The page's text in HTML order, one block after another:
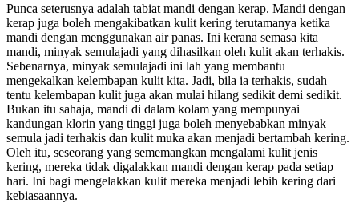
Punca seterusnya adalah tabiat mandi dengan kerap. Mandi dengan
kerap juga boleh mengakibatkan kulit kering terutamanya ketika
mandi dengan menggunakan air panas. Ini kerana semasa kita
mandi, minyak semulajadi yang dihasilkan oleh kulit akan terhakis.
Sebenarnya, minyak semulajadi ini lah yang membantu
mengekalkan kelembapan kulit kita. Jadi, bila ia terhakis, sudah
tentu kelembapan kulit juga akan mulai hilang sedikit demi sedikit.
Bukan itu sahaja, mandi di dalam kolam yang mempunyai
kandungan klorin yang tinggi juga boleh menyebabkan minyak
semula jadi terhakis dan kulit muka akan menjadi bertambah kering.
Oleh itu, seseorang yang sememangkan mengalami kulit jenis
kering, mereka tidak digalakkan mandi dengan kerap pada setiap
hari. Ini bagi mengelakkan kulit mereka menjadi lebih kering dari
kebiasaannya.